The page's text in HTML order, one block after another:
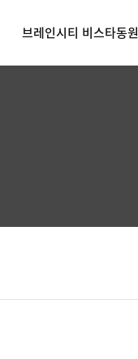
브레인시티 비스타동원